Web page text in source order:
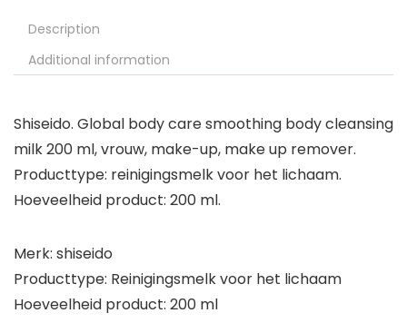
Description
Additional information
Shiseido. Global body care smoothing body cleansing
milk 200 ml, vrouw, make-up, make up remover.
Producttype: reinigingsmelk voor het lichaam.
Hoeveelheid product: 200 ml.
Merk: shiseido
Producttype: Reinigingsmelk voor het lichaam
Hoeveelheid product: 200 ml